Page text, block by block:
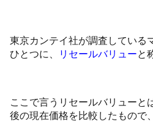
東京カンテイ社が調査している
ひとつに、
リセールバリューと
ここで言うリセールバリューと
後の現在価格を比較したもので